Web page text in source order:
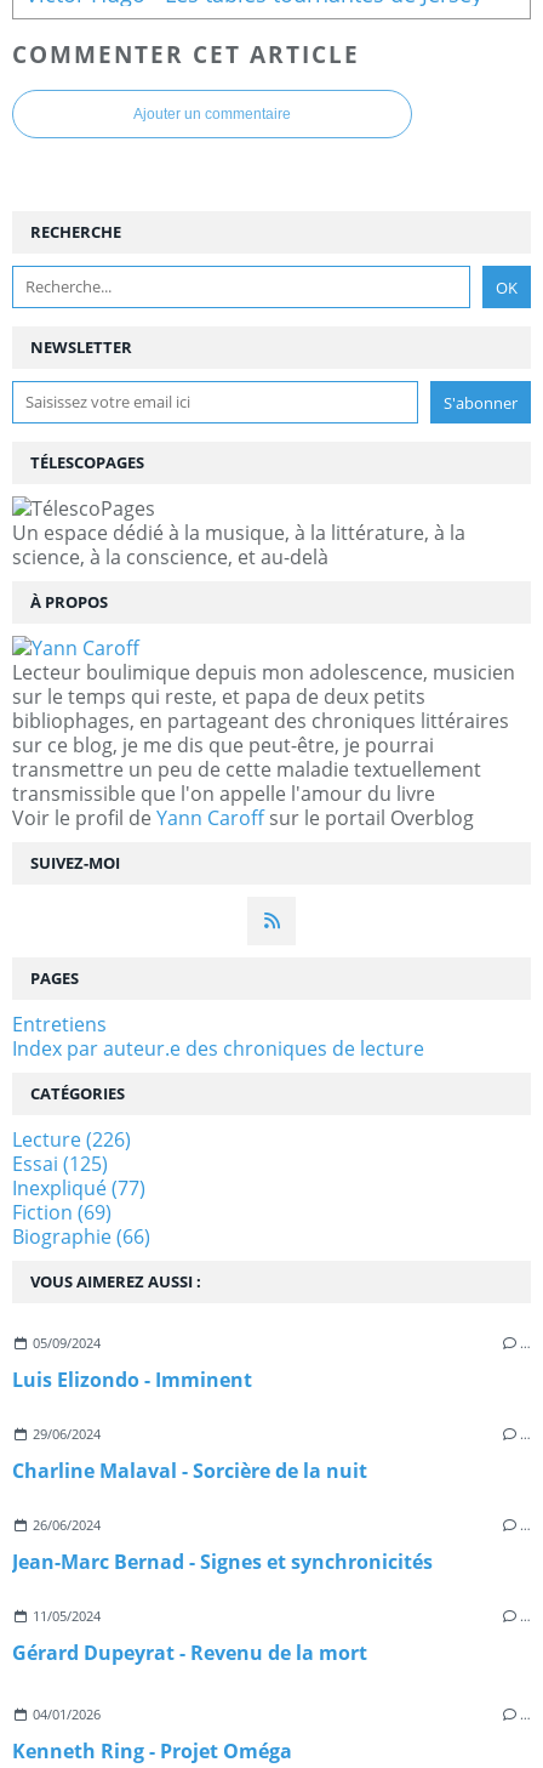
COMMENTER CET ARTICLE
Ajouter un commentaire
NEWSLETTER
SUIVEZ-MOI
RECHERCHE
TÉLESCOPAGES
Un espace dédié à la musique, à la littérature, à la
science, à la conscience, et au-delà
À PROPOS
Lecteur boulimique depuis mon adolescence, musicien
sur le temps qui reste, et papa de deux petits
bibliophages, en partageant des chroniques littéraires
sur ce blog, je me dis que peut-être, je pourrai
transmettre un peu de cette maladie textuellement
transmissible que l'on appelle l'amour du livre
Voir le profil de Yann Caroffsur le portail Overblog
VOUS AIMEREZ AUSSI :
05/09/2024 …
Luis Elizondo - Imminent
29/06/2024 …
Charline Malaval - Sorcière de la nuit
26/06/2024 …
Jean-Marc Bernad - Signes et synchronicités
11/05/2024 …
Gérard Dupeyrat - Revenu de la mort
04/01/2026 …
Kenneth Ring - Projet Oméga
PAGES
Entretiens
Index par auteur.e des chroniques de lecture
CATÉGORIES
Lecture(226)
Essai (125)
Inexpliqué(77)
Fiction (69)
Biographie(66)